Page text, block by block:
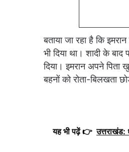
बताया जा रहा है कि
भी दिया था। शादी के
दिया। इमरान अपने
बहनों को रोता-बिलखता
यह भी पढ़ें 👉 उत्तराखंड: